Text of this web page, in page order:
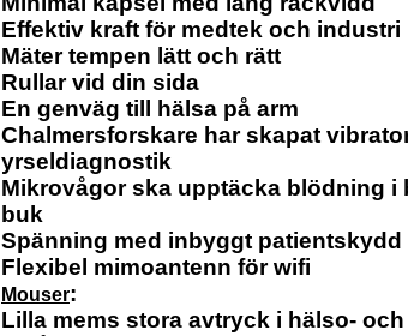
Effektiv kraft för medtek och industri
Mäter tempen lätt och rätt
Rullar vid din sida
En genväg till hälsa på arm
Chalmersforskare har skapat
yrseldiagnostik
Mikrovågor ska upptäcka blödning i
buk
Spänning med inbyggt patientskydd
Flexibel mimoantenn för wifi
Mouser:
Lilla mems stora avtryck i hälso-